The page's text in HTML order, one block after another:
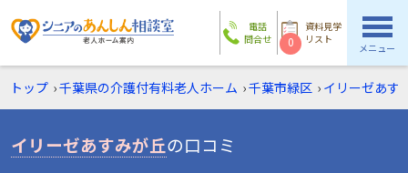
電話
問合せ
資料見学
リスト
0 メニュー
トップ ›千葉県の介護付有料老人ホーム ›千葉市緑区 › イリーゼあす
イリーゼあすみが丘の口コミ